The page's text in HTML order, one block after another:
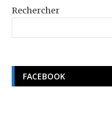
Rechercher
FACEBOOK